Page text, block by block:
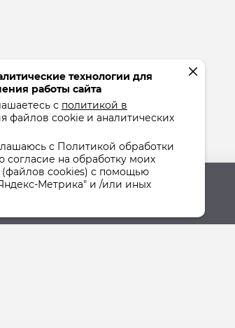
технологии для
работы сайта
с политикой в
файлов cookie и аналитических
с Политикой обработки
согласие на обработку моих
(файлов cookies) с помощью
Метрика" и /или иных